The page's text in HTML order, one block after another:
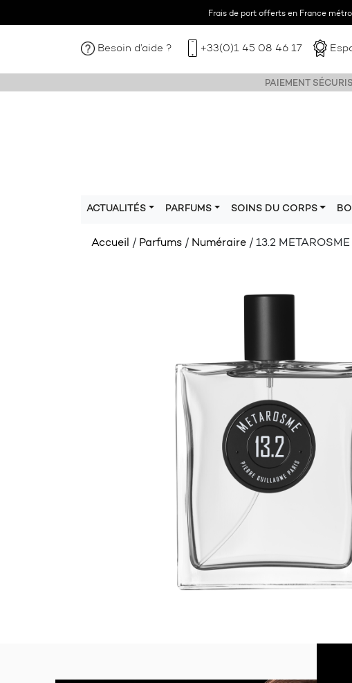
Frais de port offerts en France
Besoin d’aide ? +33(0)1 45 08 46 17
PAIEMENT
ACTUALITÉS PARFUMS SOINS DU CORPS
Accueil / Parfums / Numéraire / 13.2 METAROSME